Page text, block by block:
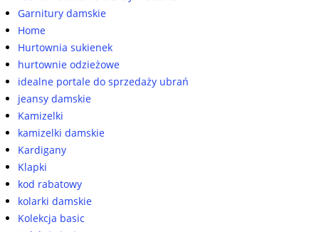
Garnitury damskie
Home
Hurtownia sukienek
hurtownie odzieżowe
idealne portale do sprzedaży ubrań
jeansy damskie
Kamizelki
kamizelki damskie
Kardigany
Klapki
kod rabatowy
kolarki damskie
Kolekcja basic